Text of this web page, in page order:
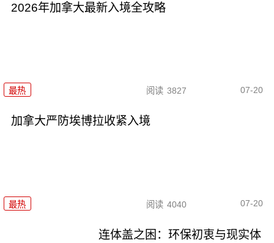
2026年加拿大最新入境全攻略
最热 阅读 3827 07-20
加拿大严防埃博拉收紧入境
最热 阅读 4040 07-20
连体盖之困：环保初衷与现实体